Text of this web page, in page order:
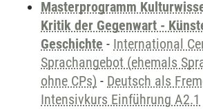
Masterprogramm
Kritik der Gegenwart -
Geschichte - International
Sprachangebot (ehemals
ohne CPs) - Deutsch als
Intensivkurs Einführung A2.1